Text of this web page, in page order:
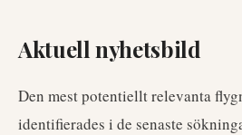
Aktuell nyhetsbild
Den mest potentiellt relevanta
identifierades i de senaste